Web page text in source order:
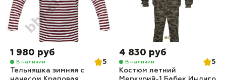
1 980 руб
В наличии
5
Тельняшка зимняя с
4 830 руб
В наличии
5
Костюм летний